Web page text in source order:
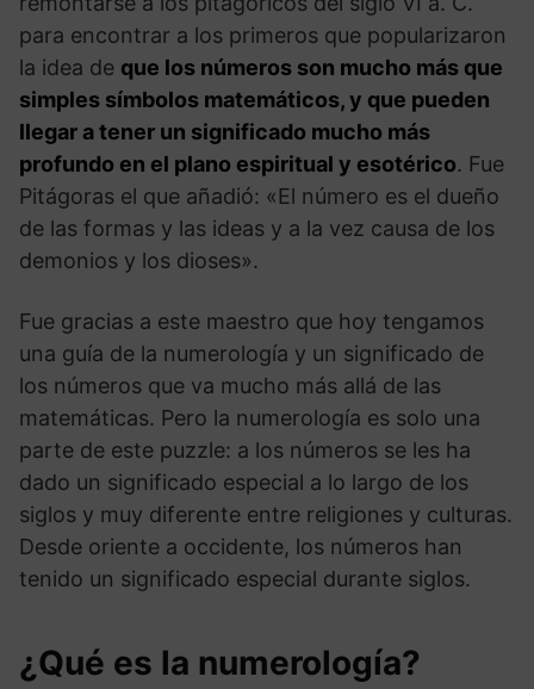
para encontrar a los primeros que popularizaron
la idea de que los números son mucho más que
simples símbolos matemáticos, y que pueden
llegar a tener un significado mucho más
profundo en el plano espiritual y esotérico. Fue
Pitágoras el que añadió: «El número es el dueño
de las formas y las ideas y a la vez causa de los
demonios y los dioses».
Fue gracias a este maestro que hoy tengamos
una guía de la numerología y un significado de
los números que va mucho más allá de las
matemáticas. Pero la numerología es solo una
parte de este puzzle: a los números se les ha
dado un significado especial a lo largo de los
siglos y muy diferente entre religiones y culturas.
Desde oriente a occidente, los números han
tenido un significado especial durante siglos.
¿Qué es la numerología?